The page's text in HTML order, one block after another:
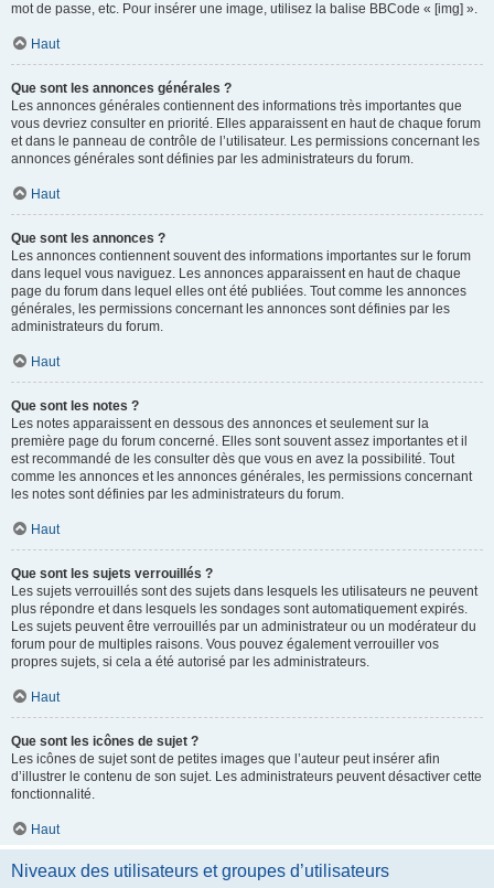
mot de passe, etc. Pour insérer une image, utilisez la balise BBCode « [img] ».
Haut
Que sont les annonces générales ?
Les annonces générales contiennent des informations très importantes que
vous devriez consulter en priorité. Elles apparaissent en haut de chaque forum
et dans le panneau de contrôle de l’utilisateur. Les permissions concernant les
annonces générales sont définies par les administrateurs du forum.
Haut
Que sont les annonces ?
Les annonces contiennent souvent des informations importantes sur le forum
dans lequel vous naviguez. Les annonces apparaissent en haut de chaque
page du forum dans lequel elles ont été publiées. Tout comme les annonces
générales, les permissions concernant les annonces sont définies par les
administrateurs du forum.
Haut
Que sont les notes ?
Les notes apparaissent en dessous des annonces et seulement sur la
première page du forum concerné. Elles sont souvent assez importantes et il
est recommandé de les consulter dès que vous en avez la possibilité. Tout
comme les annonces et les annonces générales, les permissions concernant
les notes sont définies par les administrateurs du forum.
Haut
Que sont les sujets verrouillés ?
Les sujets verrouillés sont des sujets dans lesquels les utilisateurs ne peuvent
plus répondre et dans lesquels les sondages sont automatiquement expirés.
Les sujets peuvent être verrouillés par un administrateur ou un modérateur du
forum pour de multiples raisons. Vous pouvez également verrouiller vos
propres sujets, si cela a été autorisé par les administrateurs.
Haut
Que sont les icônes de sujet ?
Les icônes de sujet sont de petites images que l’auteur peut insérer afin
d’illustrer le contenu de son sujet. Les administrateurs peuvent désactiver cette
fonctionnalité.
Haut
Niveaux des utilisateurs et groupes d’utilisateurs